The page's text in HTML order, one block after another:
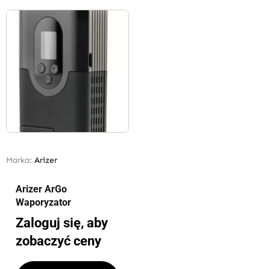
Marka: Arizer
Arizer ArGo
Waporyzator
Zaloguj się, aby
zobaczyć ceny